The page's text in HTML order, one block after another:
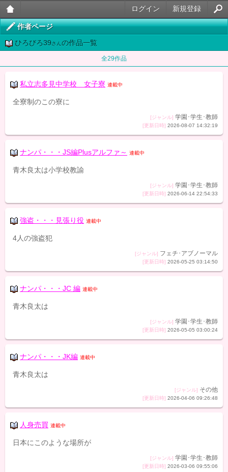
大人
のケ
イ官
新規登録
ログイン
作者ページ
ひろびろ39さん の作品一覧
全29作品
私立志多見中学校 女子寮 連載中
全寮制のこの寮に
[ジャンル] 学園･学生･教師
[更新日時] 2026-08-07 14:32:19
ナンパ・・・JS編Plusアルファ～ 連載中
青木良太は小学校教諭
[ジャンル] 学園･学生･教師
[更新日時] 2026-06-14 22:54:33
強盗・・・見張り役 連載中
4人の強盗犯
[ジャンル] フェチ･アブノーマル
[更新日時] 2026-05-25 03:14:50
ナンパ・・・JC 編 連載中
青木良太は
[ジャンル] 学園･学生･教師
[更新日時] 2026-05-05 03:00:24
ナンパ・・・JK編 連載中
青木良太は
[ジャンル] その他
[更新日時] 2026-04-06 09:26:48
人身売買 連載中
日本にこのような場所が
[ジャンル] 学園･学生･教師
[更新日時] 2026-03-06 09:55:06